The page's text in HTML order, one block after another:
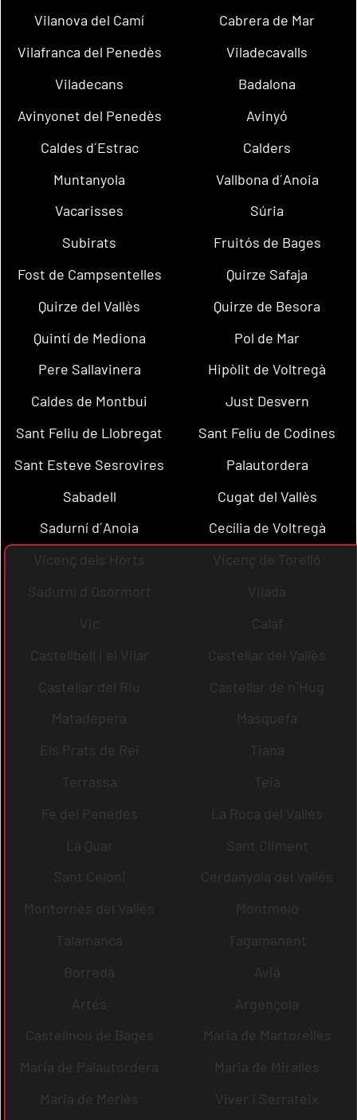
Vilanova del Camí
Cabrera de Mar
Vilafranca del Penedès
Viladecavalls
Viladecans
Badalona
Avinyonet del Penedès
Avinyó
Caldes d´Estrac
Calders
Muntanyola
Vallbona d´Anoia
Vacarisses
Súria
Subirats
Fruitós de Bages
Fost de Campsentelles
Quirze Safaja
Quirze del Vallès
Quirze de Besora
Quintí de Mediona
Pol de Mar
Pere Sallavinera
Hipòlit de Voltregà
Caldes de Montbui
Just Desvern
Sant Feliu de Llobregat
Sant Feliu de Codines
Sant Esteve Sesrovires
Palautordera
Sabadell
Cugat del Vallès
Sadurní d´Anoia
Cecília de Voltregà
Vicenç dels Horts
Vicenç de Torelló
Sadurní d´Osormort
Vilada
Vic
Calaf
Castellbell i el Vilar
Castellar del Vallès
Castellar del Riu
Castellar de n´Hug
Matadepera
Masquefa
Els Prats de Rei
Tiana
Terrassa
Teià
Fe del Penedès
La Roca del Vallès
La Quar
Sant Climent
Sant Celoni
Cerdanyola del Vallès
Montornès del Vallès
Montmeló
Talamanca
Tagamanent
Borredà
Avià
Artés
Argençola
Castellnou de Bages
Maria de Martorelles
Maria de Palautordera
Maria de Miralles
Maria de Merlès
Viver i Serrateix